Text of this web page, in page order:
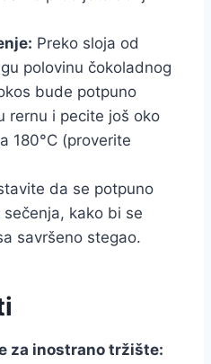
Preko sloja od
polovinu čokoladnog
bude potpuno
rernu i pecite još oko
180°C (proverite
da se potpuno
kako bi se
savršeno stegao.
za inostrano tržište: